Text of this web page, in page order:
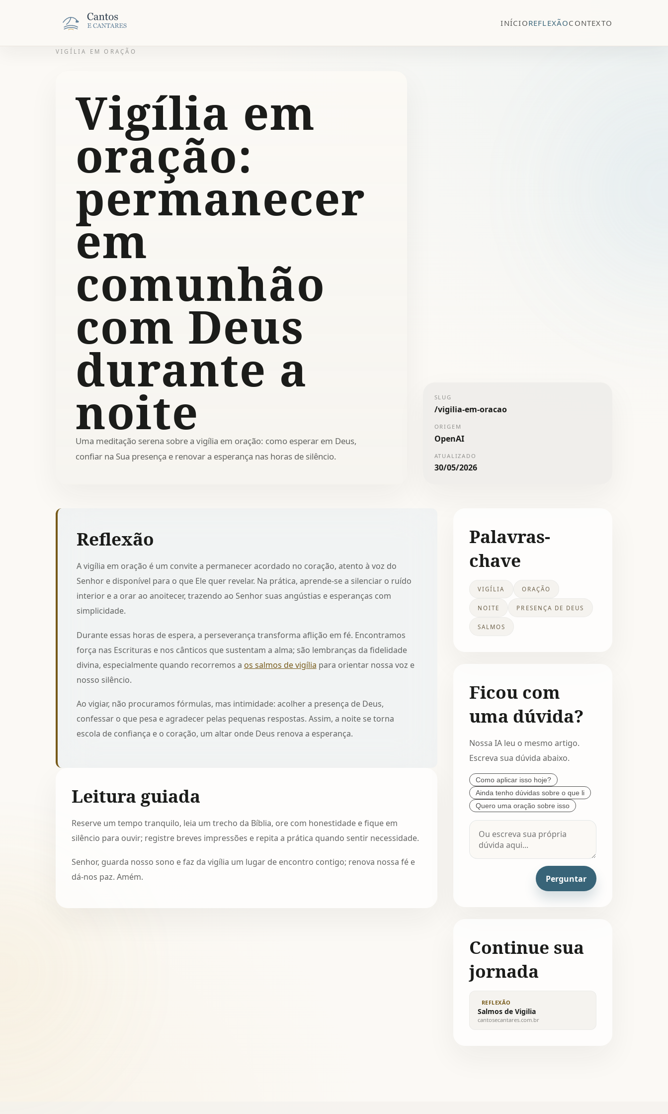
INÍCIOREFLEXÃOCONTEXTO
VIGÍLIA EM ORAÇÃO
Vigília em
oração:
permanecer
em
comunhão
com Deus
durante a
noite
Uma meditação serena sobre a vigília em oração: como esperar em Deus,
confiar na Sua presença e renovar a esperança nas horas de silêncio.
SLUG
/vigilia-em-oracao
ORIGEM
OpenAI
ATUALIZADO
30/05/2026
Reflexão
A vigília em oração é um convite a permanecer acordado no coração, atento à voz do
Senhor e disponível para o que Ele quer revelar. Na prática, aprende-se a silenciar o ruído
interior e a orar ao anoitecer, trazendo ao Senhor suas angústias e esperanças com
simplicidade.
Durante essas horas de espera, a perseverança transforma aflição em fé. Encontramos
força nas Escrituras e nos cânticos que sustentam a alma; são lembranças da fidelidade
divina, especialmente quando recorremos a os salmos de vigília para orientar nossa voz e
nosso silêncio.
Ao vigiar, não procuramos fórmulas, mas intimidade: acolher a presença de Deus,
confessar o que pesa e agradecer pelas pequenas respostas. Assim, a noite se torna
escola de confiança e o coração, um altar onde Deus renova a esperança.
Leitura guiada
Reserve um tempo tranquilo, leia um trecho da Bíblia, ore com honestidade e fique em
silêncio para ouvir; registre breves impressões e repita a prática quando sentir necessidade.
Senhor, guarda nosso sono e faz da vigília um lugar de encontro contigo; renova nossa fé e
dá-nos paz. Amém.
Palavras-
chave
VIGÍLIA ORAÇÃO
NOITE PRESENÇA DE DEUS
SALMOS
Ficou com
uma dúvida?
Nossa IA leu o mesmo artigo.
Escreva sua dúvida abaixo.
Como aplicar isso hoje?
Ainda tenho dúvidas sobre o que li
Quero uma oração sobre isso
Perguntar
Continue sua
jornada
REFLEXÃO
Salmos de Vigilia
cantosecantares.com.br